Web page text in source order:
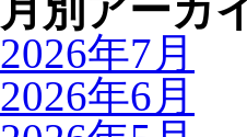
月別アーカ
2026年7月
2026年6月